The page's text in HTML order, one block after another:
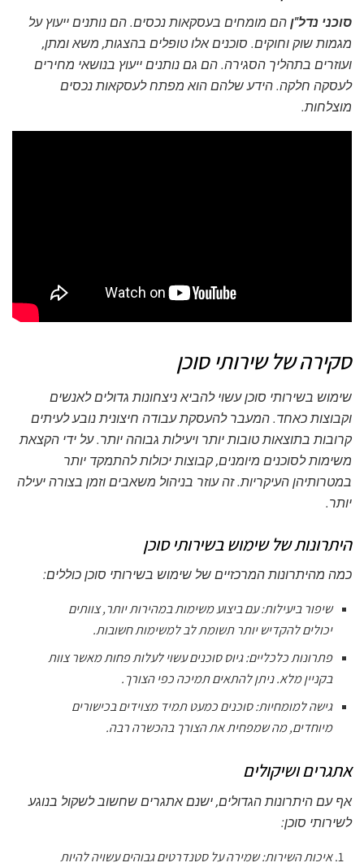
סוכני נדל"ן הם מומחים בעסקאות נכסים. הם נותנים ייעוץ על
מגמות שוק וחוקים. סוכנים אלו טופלים בהצגות, משא ומתן,
ועוזרים בתהליך הסגירה. הם גם נותנים ייעוץ בנושאי מחירים
לעסקה חלקה. הידע שלהם הוא מפתח לעסקאות נכסים
מוצלחות.
סקירה של שירותי סוכן
שימוש בשירותי סוכן עשוי להביא ניצחונות גדולים לאנשים
וקבוצות כאחד. המעבר להעסקת עבודה חיצונית נובע לעיתים
קרובות בתוצאות טובות יותר ויעילות גבוהה יותר. על ידי הקצאת
משימות לסוכנים מיומנים, קבוצות יכולות להתמקד יותר
במטרותיהן העיקריות. זה עוזר בניהול משאבים וזמן בצורה יעילה
יותר.
היתרונות של שימוש בשירותי סוכן
כמה מהיתרונות המרכזיים של שימוש בשירותי סוכן כוללים:
שיפור ביעילות:עם ביצוע משימות במהירות יותר, צוותים
יכולים להקדיש יותר תשומת לב למשימות חשובות.
פתרונות כלכליים:גיוס סוכנים עשוי לעלות פחות מאשר צוות
בקניין מלא. ניתן להתאים תמיכה כפי הצורך.
גישה למומחיות:סוכנים כמעט תמיד מצוידים בכישורים
מיוחדים, מה שמפחית את הצורך בהכשרה רבה.
אתגרים ושיקולים
אף עם היתרונות הגדולים, ישנם אתגרים שחשוב לשקול בנוגע
לשירותי סוכן:
איכות השירות:שמירה על סטנדרטים גבוהים עשויה להיות